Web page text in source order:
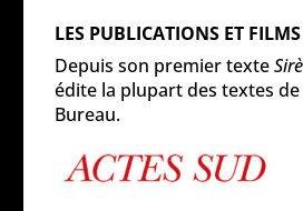
LES PUBLICATIONS ET FILMS
Depuis son premier texte
édite la plupart des textes
Bureau.